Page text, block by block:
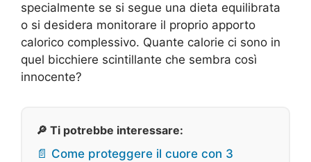
specialmente se si segue una dieta equilibrata
o si desidera monitorare il proprio apporto
calorico complessivo. Quante calorie ci sono in
quel bicchiere scintillante che sembra così
innocente?
🔎 Ti potrebbe interessare:
📄 Come proteggere il cuore con 3